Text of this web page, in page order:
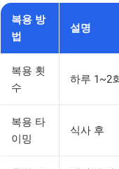
복용 방
법
설명
복용 횟
수
하루 1~2회
복용 타
이밍
식사 후